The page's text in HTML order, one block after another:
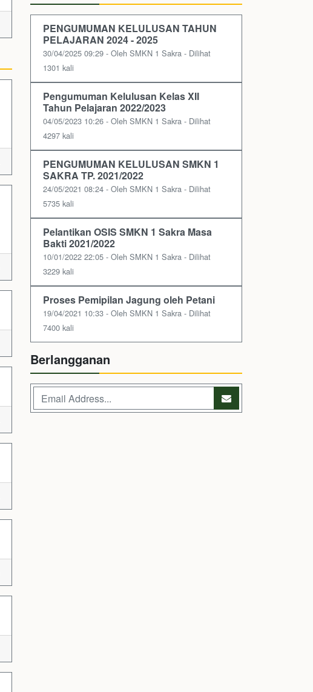
PENGUMUMAN KELULUSAN TAHUN
PELAJARAN 2024 - 2025
30/04/2025 09:29 - Oleh SMKN 1 Sakra - Dilihat
1301 kali
Pengumuman Kelulusan Kelas XII
Tahun Pelajaran 2022/2023
04/05/2023 10:26 - Oleh SMKN 1 Sakra - Dilihat
4297 kali
PENGUMUMAN KELULUSAN SMKN 1
SAKRA TP. 2021/2022
24/05/2021 08:24 - Oleh SMKN 1 Sakra - Dilihat
5735 kali
Pelantikan OSIS SMKN 1 Sakra Masa
Bakti 2021/2022
10/01/2022 22:05 - Oleh SMKN 1 Sakra - Dilihat
3229 kali
Proses Pemipilan Jagung oleh Petani
19/04/2021 10:33 - Oleh SMKN 1 Sakra - Dilihat
7400 kali
Berlangganan